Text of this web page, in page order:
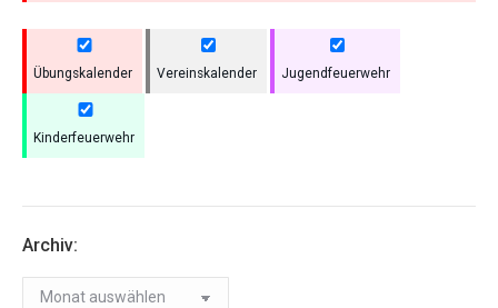
Übungskalender Vereinskalender Jugendfeuerwehr
Kinderfeuerwehr
Archiv:
Archiv: